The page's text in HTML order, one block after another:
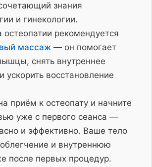
знания
и гинекологии.
остеопатии рекомендуется
массаж — он помогает
снять внутреннее
ускорить восстановление
приём к остеопату и начните
уже с первого сеанса —
и эффективно. Ваше тело
и внутреннюю
после первых процедур.